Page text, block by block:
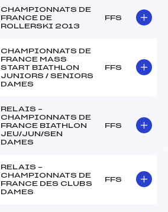
CHAMPIONNATS DE
FRANCE DE
ROLLERSKI 2013
FFS
CHAMPIONNATS DE
FRANCE MASS
START BIATHLON
JUNIORS / SENIORS
DAMES
FFS
RELAIS –
CHAMPIONNATS DE
FRANCE BIATHLON
JEU/JUN/SEN
DAMES
FFS
RELAIS –
CHAMPIONNATS DE
FRANCE DES CLUBS
DAMES
FFS